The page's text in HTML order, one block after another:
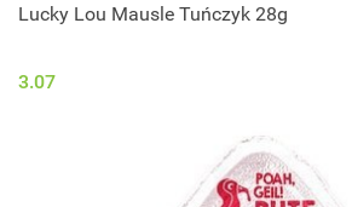
Lucky Lou Mausle Tuńczyk 28g
3.07